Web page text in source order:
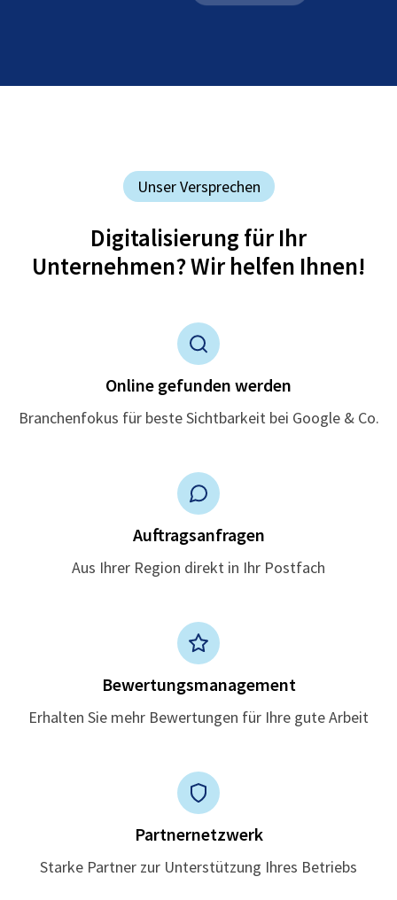
Unser Versprechen
Digitalisierung für Ihr
Unternehmen? Wir helfen Ihnen!
Online gefunden werden
Branchenfokus für beste Sichtbarkeit bei Google & Co.
Auftragsanfragen
Aus Ihrer Region direkt in Ihr Postfach
Bewertungsmanagement
Erhalten Sie mehr Bewertungen für Ihre gute Arbeit
Partnernetzwerk
Starke Partner zur Unterstützung Ihres Betriebs